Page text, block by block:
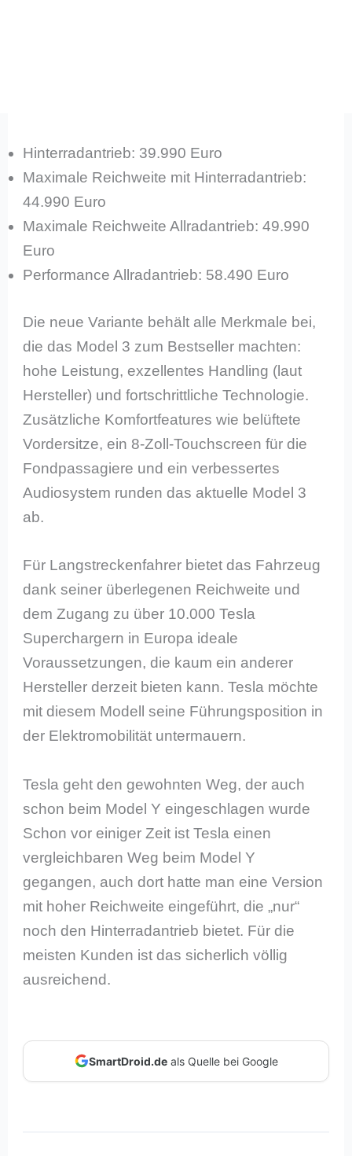
Hinterradantrieb: 39.990 Euro
Maximale Reichweite mit Hinterradantrieb:
44.990 Euro
Maximale Reichweite Allradantrieb: 49.990
Euro
Performance Allradantrieb: 58.490 Euro
Die neue Variante behält alle Merkmale bei,
die das Model 3 zum Bestseller machten:
hohe Leistung, exzellentes Handling (laut
Hersteller) und fortschrittliche Technologie.
Zusätzliche Komfortfeatures wie belüftete
Vordersitze, ein 8-Zoll-Touchscreen für die
Fondpassagiere und ein verbessertes
Audiosystem runden das aktuelle Model 3
ab.
Für Langstreckenfahrer bietet das Fahrzeug
dank seiner überlegenen Reichweite und
dem Zugang zu über 10.000 Tesla
Superchargern in Europa ideale
Voraussetzungen, die kaum ein anderer
Hersteller derzeit bieten kann. Tesla möchte
mit diesem Modell seine Führungsposition in
der Elektromobilität untermauern.
Tesla geht den gewohnten Weg, der auch
schon beim Model Y eingeschlagen wurde
Schon vor einiger Zeit ist Tesla einen
vergleichbaren Weg beim Model Y
gegangen, auch dort hatte man eine Version
mit hoher Reichweite eingeführt, die „nur“
noch den Hinterradantrieb bietet. Für die
meisten Kunden ist das sicherlich völlig
ausreichend.
SmartDroid.deals Quelle bei Google